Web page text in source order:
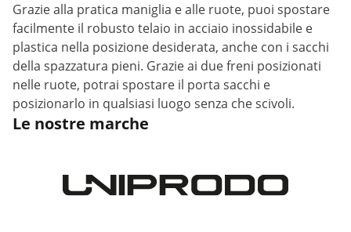
Grazie alla pratica maniglia e alle ruote, puoi spostare
facilmente il robusto telaio in acciaio inossidabile e
plastica nella posizione desiderata, anche con i sacchi
della spazzatura pieni. Grazie ai due freni posizionati
nelle ruote, potrai spostare il porta sacchi e
posizionarlo in qualsiasi luogo senza che scivoli.
Le nostre marche